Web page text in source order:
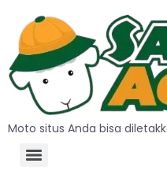
Moto situs Anda bisa